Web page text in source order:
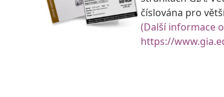
číslována pro
(Další informace
https://